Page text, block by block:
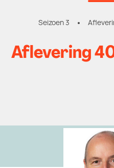
Seizoen 3
Aflevering